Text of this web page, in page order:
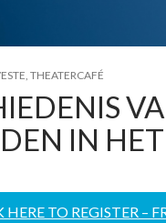
THEATERCAFÉ
IN
TO REGISTER –